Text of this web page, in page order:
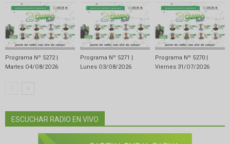
Programa Nº 5272 |
Martes O4/O8/2O26
Programa Nº 5271 |
Lunes O3/O8/2O26
Programa Nº 5270 |
Viernes 31/O7/2O26
ESCUCHAR RADIO EN VIVO